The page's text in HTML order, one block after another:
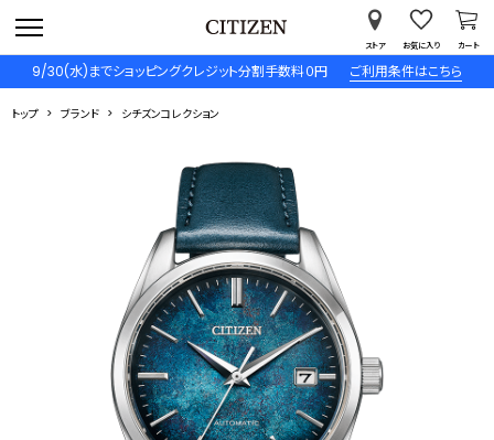
9/30(水)までショッピングクレジット分割手数料０円 ご利用条件はこちら
ストア お気に入り カート
トップ ブランド シチズンコレクション